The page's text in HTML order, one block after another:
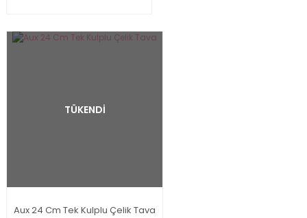
TÜKENDİ
Aux 24 Cm Tek Kulplu Çelik Tava